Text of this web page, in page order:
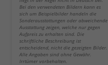
Bei den verwendeten Bildern kann es
sich um Beispielbilder handeln die
Sonderausstattungen oder abweichende
Ausstattung zeigen, welche nur gegen
Aufpreis zu erhalten sind. Die
schriftliche Beschreibung ist
entscheidend, nicht die gezeigten Bilder.
Alle Angaben sind ohne Gewähr.
Irrtümer vorbehalten.